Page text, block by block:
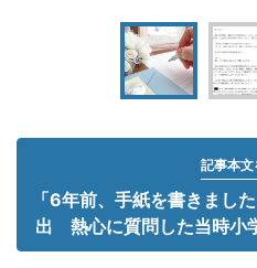
記事本文
「6年前、手紙を書きまし
出 熱心に質問した当時小